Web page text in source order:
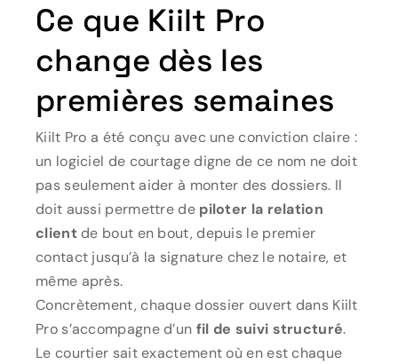
Ce que Kiilt Pro
change dès les
premières semaines
Kiilt Pro a été conçu avec une conviction claire :
un logiciel de courtage digne de ce nom ne doit
pas seulement aider à monter des dossiers. Il
doit aussi permettre de piloter la relation
clientde bout en bout, depuis le premier
contact jusqu’à la signature chez le notaire, et
même après.
Concrètement, chaque dossier ouvert dans Kiilt
Pro s’accompagne d’un fil de suivi structuré.
Le courtier sait exactement où en est chaque